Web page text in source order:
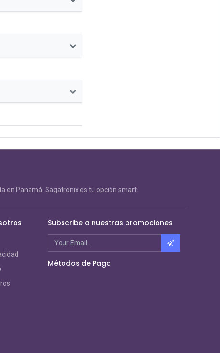
en Panamá. Sagatronix es tu opción smart.
Subscribe a nuestras promociones
Métodos de Pago